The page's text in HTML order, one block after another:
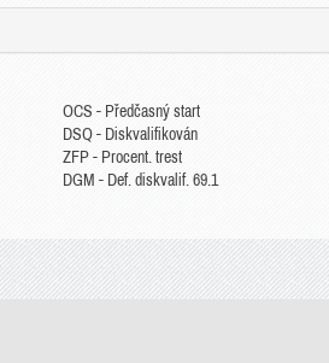
OCS - Předčasný start
DSQ - Diskvalifikován
ZFP - Procent. trest
DGM - Def. diskvalif. 69.1